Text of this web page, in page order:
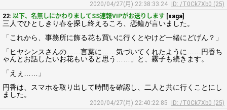
2020/04/27(月) 22:38:33.24
ID: /T0Ck7Xb0 (25)
22: 以下、名無しにかわりましてSS速報VIPがお送りします [saga]
三人でひとしきり春を探し終えるころ、恋鐘が言いました。
「これから、事務所に飾る花も買いに行くとやけど一緒にどげん？」
「ヒヤシンスさんの……言葉に……気づいてくれたように……円香ち
ゃんとお話したいお花もいると思う……」と、霧子も続きます。
「えぇ……」
円香は、スマホを取り出して時間を確認し、二人と共に行くことにし
ました。
2020/04/27(月) 22:40:22.85
ID: /T0Ck7Xb0 (25)